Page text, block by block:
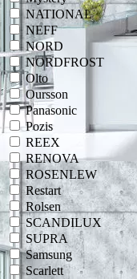
NATIONAL
NEFF
NORD
NORDFROST
Olto
Oursson
Panasonic
Pozis
REEX
RENOVA
ROSENLEW
Restart
Rolsen
SCANDILUX
SUPRA
Samsung
Scarlett